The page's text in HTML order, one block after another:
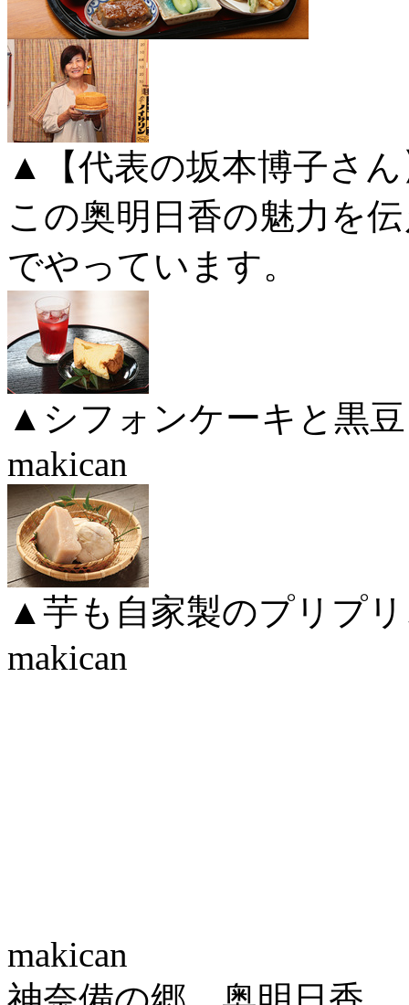
▲【代表の坂本博子さん
この奥明日香の魅力を
でやっています。
▲シフォンケーキと黒
makican
▲芋も自家製のプリプ
makican
makican